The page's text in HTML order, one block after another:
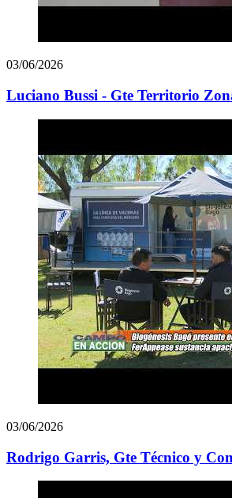
03/06/2026
Luciano Bussi - Gte Territorio
03/06/2026
Rodrigo Garris, Gte Técnico y